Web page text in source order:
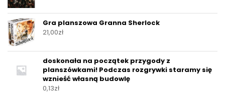
Gra planszowa Granna Sherlock
21,00zł
doskonała na początek przygody z
planszówkami! Podczas rozgrywki staramy się
wznieść własną budowlę
0,13zł